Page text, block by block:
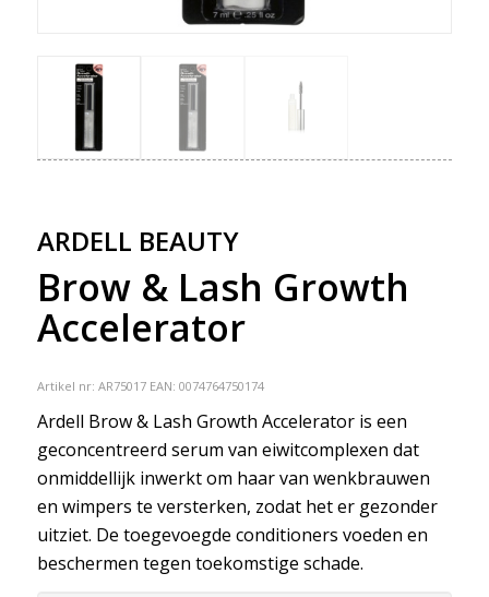
ARDELL BEAUTY
Brow & Lash Growth
Accelerator
Artikel nr: AR75017 EAN: 0074764750174
Ardell Brow & Lash Growth Accelerator is een
geconcentreerd serum van eiwitcomplexen dat
onmiddellijk inwerkt om haar van wenkbrauwen
en wimpers te versterken, zodat het er gezonder
uitziet. De toegevoegde conditioners voeden en
beschermen tegen toekomstige schade.